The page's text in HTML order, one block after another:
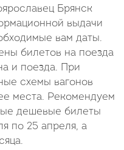
Брянск
выдачи
вам даты.
билетов на поезда
и поезда. При
схемы вагонов
места. Рекомендуем
дешевые билеты
по 25 апреля, а